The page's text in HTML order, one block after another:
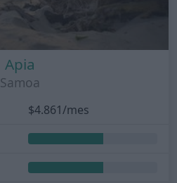
Apia
Samoa
$4.861/mes